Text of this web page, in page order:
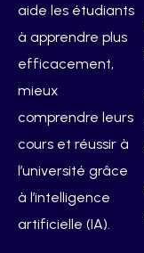
aide les étudiants
à apprendre plus
efficacement,
mieux
comprendre leurs
cours et réussir à
l’université grâce
à l’intelligence
artificielle (IA).